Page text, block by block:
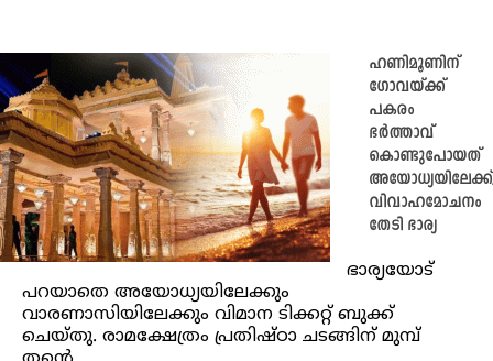
ഹണിമൂണിന്
ഗോവയ്ക്ക്
പകരം
ഭര്‍ത്താവ്
കൊണ്ടുപോയത്
വിവാഹമോചനം
തേടി ഭാര്യ
ഭാര്യയോട്
പറയാതെ അയോധ്യയിലേക്കും
വാരണാസിയിലേക്കും വിമാന ടിക്കറ്റ് ബുക്ക്
ചെയ്തു. രാമക്ഷേത്രം പ്രതിഷ്ഠാ ചടങ്ങിന് മുമ്പ്